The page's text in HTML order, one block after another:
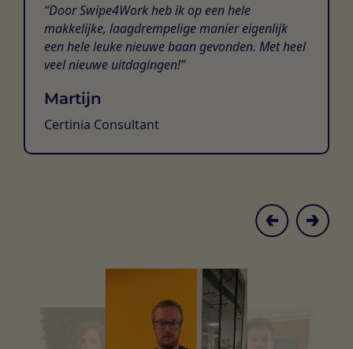
Door Swipe4Work heb ik op een hele
makkelijke, laagdrempelige manier eigenlijk
een hele leuke nieuwe baan gevonden. Met heel
veel nieuwe uitdagingen!
Martijn
Certinia Consultant